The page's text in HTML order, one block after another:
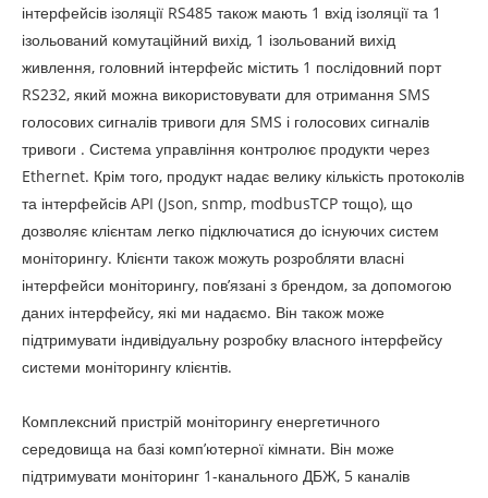
інтерфейсів ізоляції RS485 також мають 1 вхід ізоляції та 1
ізольований комутаційний вихід, 1 ізольований вихід
живлення, головний інтерфейс містить 1 послідовний порт
RS232, який можна використовувати для отримання SMS
голосових сигналів тривоги для SMS і голосових сигналів
тривоги . Система управління контролює продукти через
Ethernet. Крім того, продукт надає велику кількість протоколів
та інтерфейсів API (Json, snmp, modbusTCP тощо), що
дозволяє клієнтам легко підключатися до існуючих систем
моніторингу. Клієнти також можуть розробляти власні
інтерфейси моніторингу, пов’язані з брендом, за допомогою
даних інтерфейсу, які ми надаємо. Він також може
підтримувати індивідуальну розробку власного інтерфейсу
системи моніторингу клієнтів.
Комплексний пристрій моніторингу енергетичного
середовища на базі комп’ютерної кімнати. Він може
підтримувати моніторинг 1-канального ДБЖ, 5 каналів